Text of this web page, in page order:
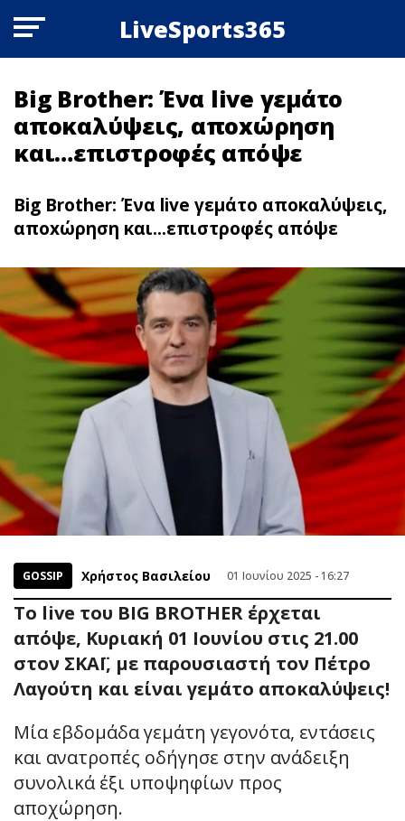
LiveSports365
Big Brother: Ένα live γεμάτο
αποκαλύψεις, αποxώρηση
και…επιστροφές απόψε
Big Brother: Ένα live γεμάτο αποκαλύψεις,
αποxώρηση και...επιστροφές απόψε
GOSSIP Χρήστος Βασιλείου 01 Ιουνίου 2025 - 16:27
Το live του BIG BROTHER έρχεται
απόψε, Κυριακή 01 Ιουνίου στις 21.00
στον ΣΚΑΪ, με παρουσιαστή τον Πέτρο
Λαγούτη και είναι γεμάτο αποκαλύψεις!
Μία εβδομάδα γεμάτη γεγονότα, εντάσεις
και ανατροπές οδήγησε στην ανάδειξη
συνολικά έξι υποψηφίων προς
αποχώρηση.